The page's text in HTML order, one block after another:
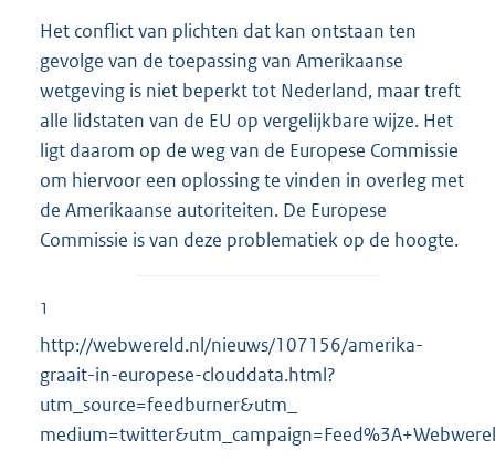
Het conflict van plichten dat kan ontstaan ten
gevolge van de toepassing van Amerikaanse
wetgeving is niet beperkt tot Nederland, maar treft
alle lidstaten van de EU op vergelijkbare wijze. Het
ligt daarom op de weg van de Europese Commissie
om hiervoor een oplossing te vinden in overleg met
de Amerikaanse autoriteiten. De Europese
Commissie is van deze problematiek op de hoogte.
1
http://webwereld.nl/nieuws/107156/amerika-
graait-in-europese-clouddata.html?
utm_source=feedburner&utm_